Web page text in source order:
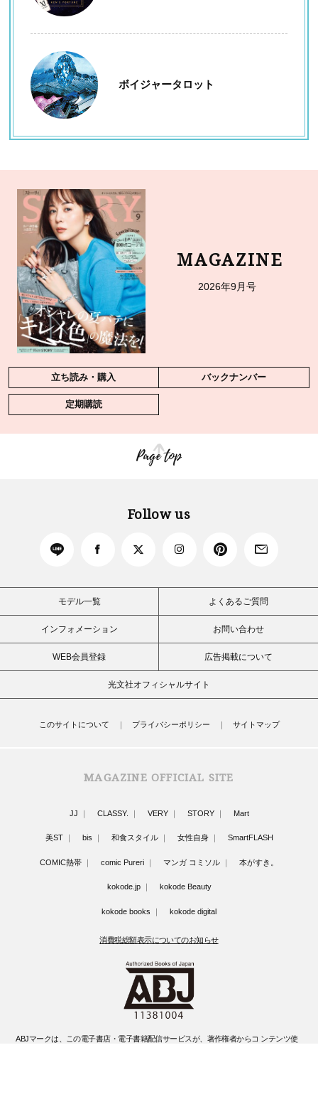
ボイジャータロット
MAGAZINE
2026年9月号
立ち読み・購入 バックナンバー
定期購読
Page top
Follow us
モデル一覧 よくあるご質問
インフォメーション お問い合わせ
WEB会員登録 広告掲載について
光文社オフィシャルサイト
このサイトについて プライバシーポリシー サイトマップ
MAGAZINE OFFICIAL SITE
JJ CLASSY. VERY STORY Mart
美ST bis 和食スタイル 女性自身 SmartFLASH
COMIC熱帯 comic Pureri マンガ コミソル 本がすき。
kokode.jp kokode Beauty
kokode books kokode digital
消費税総額表示についてのお知らせ
ABJマークは、この電子書店・電子書籍配信サービスが、著作権者からコ ンテンツ使